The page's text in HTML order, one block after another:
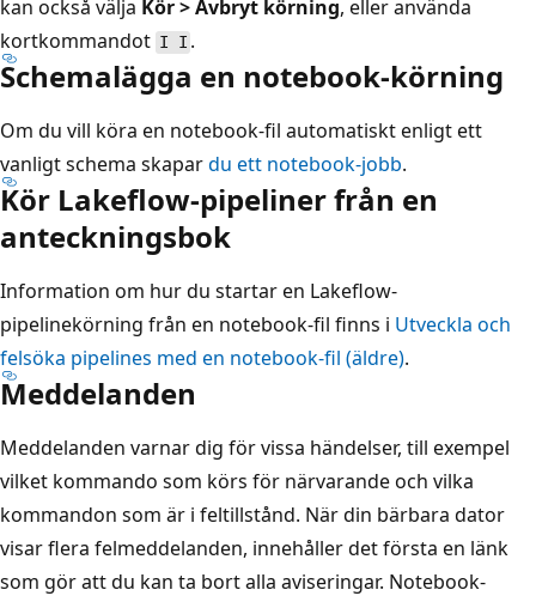
kan också välja Kör > Avbryt körning, eller använda
kortkommandot I I .
Schemalägga en notebook-körning
Om du vill köra en notebook-fil automatiskt enligt ett
vanligt schema skapardu ett notebook-jobb.
Kör Lakeflow-pipeliner från en
anteckningsbok
Information om hur du startar en Lakeflow-
pipelinekörning från en notebook-fil finns i Utveckla och
felsöka pipelines med en notebook-fil (äldre).
Meddelanden
Meddelanden varnar dig för vissa händelser, till exempel
vilket kommando som körs för närvarande och vilka
kommandon som är i feltillstånd. När din bärbara dator
visar flera felmeddelanden, innehåller det första en länk
som gör att du kan ta bort alla aviseringar. Notebook-